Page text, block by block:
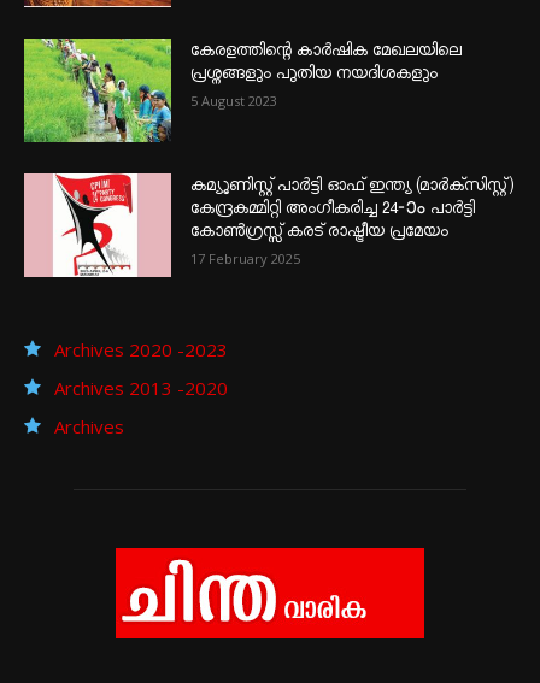
കേരളത്തിന്റെ കാർഷിക മേഖലയിലെ
പ്രശ്നങ്ങളും പുതിയ നയദിശകളും
5 August 2023
കമ്യൂണിസ്റ്റ് പാർട്ടി ഓഫ് ഇന്ത്യ (മാർക്സിസ്റ്റ്)
കേന്ദ്രകമ്മിറ്റി അംഗീകരിച്ച 24‐ാം പാർട്ടി
കോൺഗ്രസ്സ് കരട് രാഷ്ട്രീയ പ്രമേയം
17 February 2025
Archives 2020 -2023
Archives 2013 -2020
Archives